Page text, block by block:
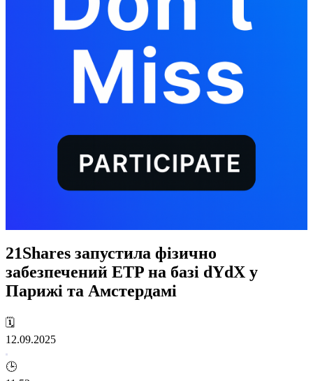
21Shares запустила фізично
забезпечений ETP на базі dYdX у
Парижі та Амстердамі
🗓️
12.09.2025
🕒